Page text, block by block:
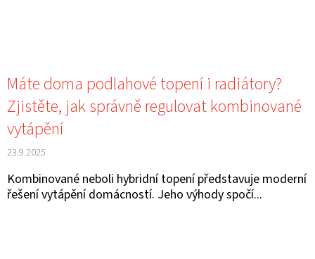
Máte doma podlahové topení i radiátory?
Zjistěte, jak správně regulovat kombinované
vytápění
23.9.2025
Kombinované neboli hybridní topení představuje moderní
řešení vytápění domácností. Jeho výhody spočí...